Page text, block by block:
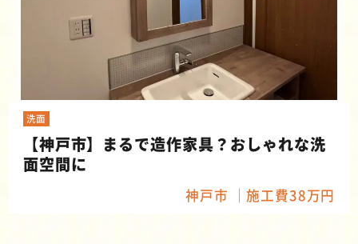
洗面
【神戸市】まるで造作家具？おしゃれな洗
面空間に
神戸市 施工費38万円